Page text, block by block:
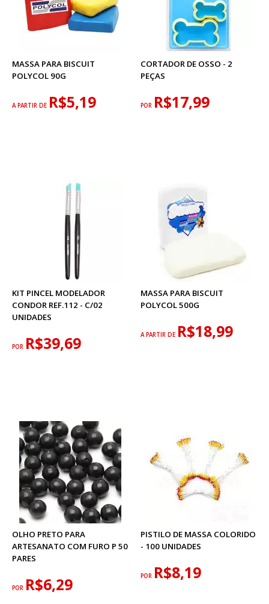
MASSA PARA BISCUIT
POLYCOL 90G
A PARTIR DE R$5,19
CORTADOR DE OSSO - 2
PEÇAS
POR R$17,99
KIT PINCEL MODELADOR
CONDOR REF.112 - C/02
UNIDADES
POR R$39,69
MASSA PARA BISCUIT
POLYCOL 500G
A PARTIR DE R$18,99
OLHO PRETO PARA
ARTESANATO COM FURO P 50
PARES
POR R$6,29
PISTILO DE MASSA COLORIDO
- 100 UNIDADES
POR R$8,19